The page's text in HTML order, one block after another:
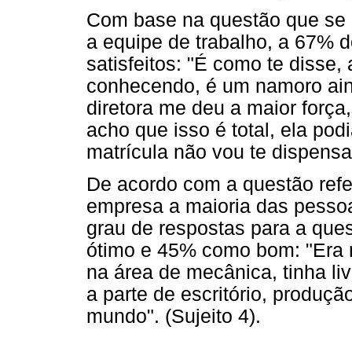
Com base na questão que
a equipe de trabalho, a 67%
satisfeitos: "É como te disse,
conhecendo, é um namoro
diretora me deu a maior
acho que isso é total, ela
matrícula não vou te
De acordo com a questão
empresa a maioria das
grau de respostas para a
ótimo e 45% como bom:
na área de mecânica, tinha
a parte de escritório,
mundo". (Sujeito 4).